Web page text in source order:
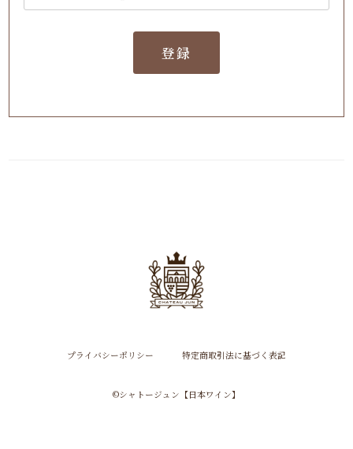
登録
プライバシーポリシー 特定商取引法に基づく表記
©︎シャトージュン【日本ワイン】